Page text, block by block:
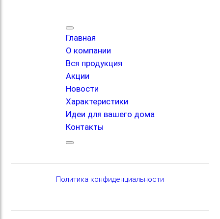
Главная
О компании
Вся продукция
Акции
Новости
Характеристики
Идеи для вашего дома
Контакты
Политика конфиденциальности